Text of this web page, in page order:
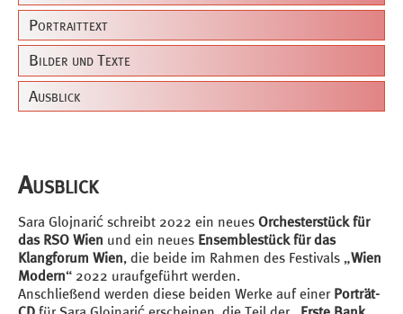
Portraittext
Bilder und Texte
Ausblick
Ausblick
Sara Glojnarić schreibt 2022 ein neues Orchesterstück für
das RSO Wien und ein neues Ensemblestück für das
Klangforum Wien, die beide im Rahmen des Festivals „Wien
Modern“ 2022 uraufgeführt werden.
Anschließend werden diese beiden Werke auf einer Porträt-